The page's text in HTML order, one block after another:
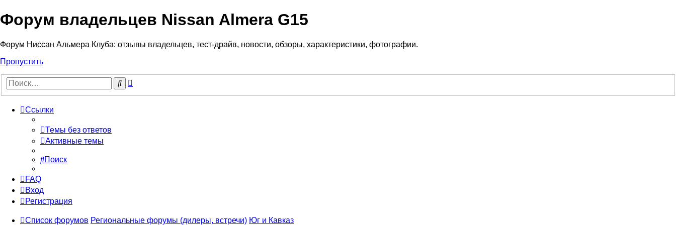
Форум владельцев Nissan Almera G15
Форум Ниссан Альмера Клуба: отзывы владельцев, тест-драйв, новости, обзоры, характеристики, фотографии.
Пропустить
Поиск
Ссылки
Темы без ответов
Активные темы
Поиск
FAQ
Вход
Регистрация
Список форумов Региональные форумы (дилеры, встречи) Юг и Кавказ